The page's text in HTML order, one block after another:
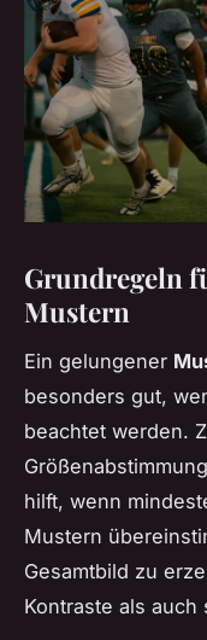
Grundregeln
Mustern
Ein gelungener
besonders gut,
beachtet werden.
hilft, wenn
Mustern
Gesamtbild zu
Kontraste als auch